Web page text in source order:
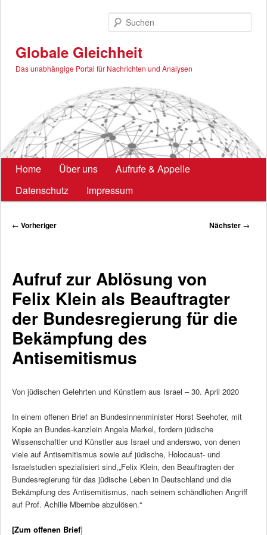
Globale Gleichheit
Das unabhängige Portal für Nachrichten und Analysen
Hauptmenü
Home Über uns
Aufrufe & Appelle
Datenschutz
Impressum
Beitragsnavigation
← Vorheriger Nächster →
Aufruf zur Ablösung von
Felix Klein als Beauftragter
der Bundesregierung für die
Bekämpfung des
Antisemitismus
Von jüdischen Gelehrten und Künstlern aus Israel – 30. April 2020
In einem offenen Brief an Bundesinnenminister Horst Seehofer, mit
Kopie an Bundes-kanzlein Angela Merkel, fordern jüdische
Wissenschaftler und Künstler aus Israel und anderswo, von denen
viele auf Antisemitismus sowie auf jüdische, Holocaust- und
Israelstudien spezialisiert sind,„Felix Klein, den Beauftragten der
Bundesregierung für das jüdische Leben in Deutschland und die
Bekämpfung des Antisemitismus, nach seinem schändlichen Angriff
auf Prof. Achille Mbembe abzulösen.“
[Zum offenen Brief]